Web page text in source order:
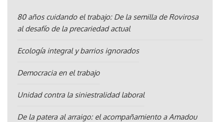
80 años cuidando el trabajo: De la semilla de Rovirosa
al desafío de la precariedad actual
Ecología integral y barrios ignorados
Democracia en el trabajo
Unidad contra la siniestralidad laboral
De la patera al arraigo: el acompañamiento a Amadou